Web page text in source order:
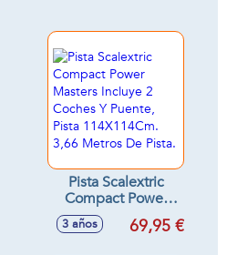
Pista Scalextric
Compact Power
Masters Incluye 2
Coches Y Puente,
3 años 69,95 €